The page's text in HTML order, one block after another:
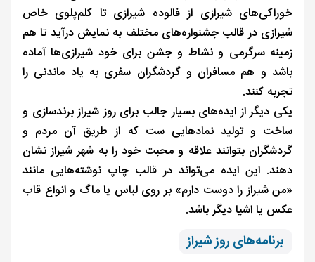
خوراکی‌های شیرازی از فالوده شیرازی تا کلم‌پلوی خاص
شیرازی در قالب جشنواره‌های مختلف به نمایش درآید تا هم
زمینه سرگرمی و نشاط و جشن برای خود شیرازی‌ها آماده
باشد و هم مسافران و گردشگران سفری به یاد ماندنی را
تجربه کنند.
یکی دیگر از ایده‌های بسیار جالب برای روز شیراز برندسازی و
ساخت و تولید نمادهایی ست که از طریق آن مردم و
گردشگران بتوانند علاقه و محبت خود را به شهر شیراز نشان
دهند. این ایده می‌تواند در قالب چاپ نوشته‌هایی مانند
«من شیراز را دوست دارم» بر روی لباس یا ماگ و انواع قاب
عکس یا اشیا دیگر باشد.
برنامه‌های روز شیراز